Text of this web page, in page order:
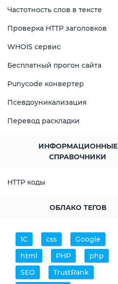
Частотность слов в тексте
Проверка HTTP заголовков
WHOIS сервис
Бесплатный прогон сайта
Punycode конвертер
Псевдоуникализация
Перевод раскладки
ИНФОРМАЦИОННЫЕ
СПРАВОЧНИКИ
HTTP коды
ОБЛАКО ТЕГОВ
1С css
Google
html
PHP
php
SEO
TrustRank